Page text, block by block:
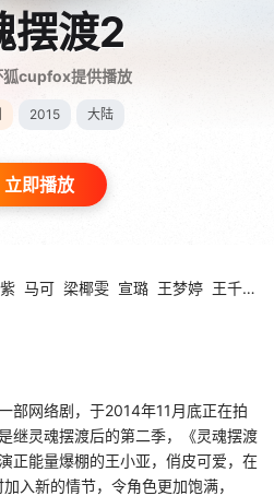
摆渡2
狐cupfox提供播放
2015 大陆
立即播放
马可 梁椰雯 宣璐 王梦婷 王千赫
网络剧，于2014年11月底正在拍
继灵魂摆渡后的第二季，《灵魂摆渡
正能量爆棚的王小亚，俏皮可爱，在
入新的情节，令角色更加饱满，